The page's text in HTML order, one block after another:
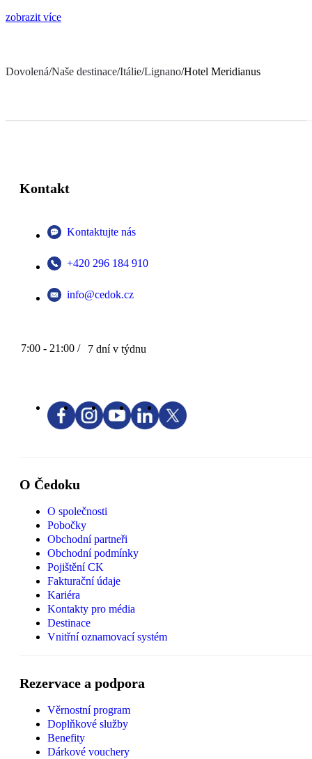
zobrazit více
Dovolená/Naše destinace/Itálie/Lignano/Hotel Meridianus
Kontakt
Kontaktujte nás
+420 296 184 910
info@cedok.cz
7:00 - 21:00 / 7 dní v týdnu
O Čedoku
O společnosti
Pobočky
Obchodní partneři
Obchodní podmínky
Pojištění CK
Fakturační údaje
Kariéra
Kontakty pro média
Destinace
Vnitřní oznamovací systém
Rezervace a podpora
Věrnostní program
Doplňkové služby
Benefity
Dárkové vouchery